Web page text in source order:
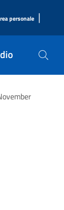
personale |